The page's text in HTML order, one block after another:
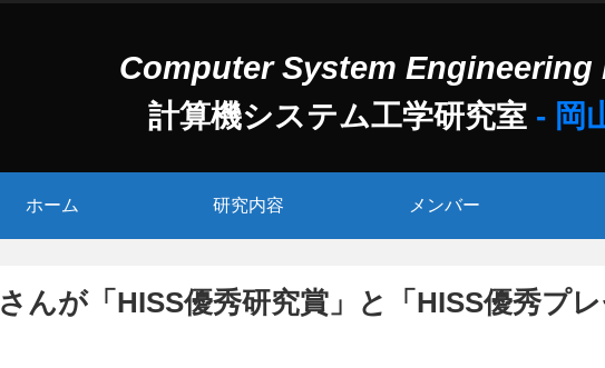
計算機システム工学研究室
ホーム 研究内容 メンバー
んが「HISS優秀研究賞」と「HISS優秀プ